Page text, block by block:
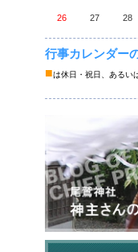
26 27 28
行事カレンダー
■は休日・祝日、あるい